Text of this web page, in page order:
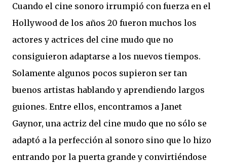
Cuando el cine sonoro irrumpió con fuerza en el
Hollywood de los años 20 fueron muchos los
actores y actrices del cine mudo que no
consiguieron adaptarse a los nuevos tiempos.
Solamente algunos pocos supieron ser tan
buenos artistas hablando y aprendiendo largos
guiones. Entre ellos, encontramos a Janet
Gaynor, una actriz del cine mudo que no sólo se
adaptó a la perfección al sonoro sino que lo hizo
entrando por la puerta grande y convirtiéndose